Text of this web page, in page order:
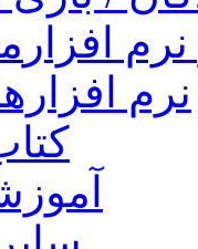
افزار
نرم